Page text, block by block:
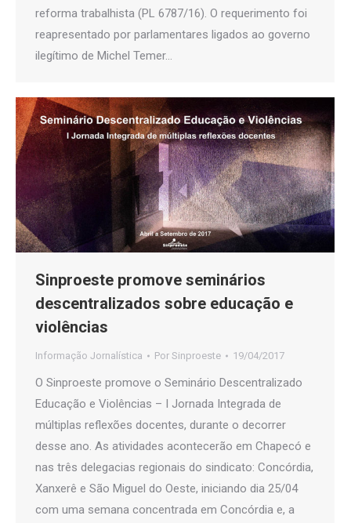
reforma trabalhista (PL 6787/16). O requerimento foi
reapresentado por parlamentares ligados ao governo
ilegítimo de Michel Temer…
Sinproeste promove seminários
descentralizados sobre educação e
violências
Informação Jornalística Por Sinproeste 19/04/2017
O Sinproeste promove o Seminário Descentralizado
Educação e Violências – I Jornada Integrada de
múltiplas reflexões docentes, durante o decorrer
desse ano. As atividades acontecerão em Chapecó e
nas três delegacias regionais do sindicato: Concórdia,
Xanxerê e São Miguel do Oeste, iniciando dia 25/04
com uma semana concentrada em Concórdia e, a